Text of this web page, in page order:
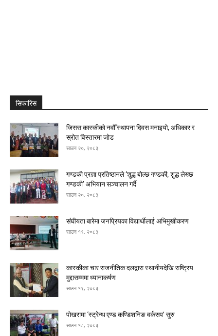
सिफारिस
जिसस कास्कीको नवौँ स्थापना दिवस मनाइयो, अधिकार र
स्रोत विस्तारमा जोड
साउन २०, २०८३
गण्डकी प्रज्ञा प्रतिष्ठानले ‘शुद्ध बोल्छ गण्डकी, शुद्ध लेख्छ
गण्डकी’ अभियान सञ्चालन गर्दै
साउन २०, २०८३
संघीयता बारेमा जनप्रियका विद्यार्थीलाई अभिमुखीकरण
साउन १९, २०८३
कास्कीका चार राजनीतिक दलद्वारा स्थानीयदेखि राष्ट्रिय
मुद्दासम्ममा ध्यानाकर्षण
साउन १९, २०८३
पोखरामा ‘स्ट्रेन्थ एण्ड कण्डिशनिङ वर्कसप’ सुरु
साउन १८, २०८३